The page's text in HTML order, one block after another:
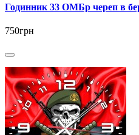
Годинник 33 ОМБр череп в
750грн